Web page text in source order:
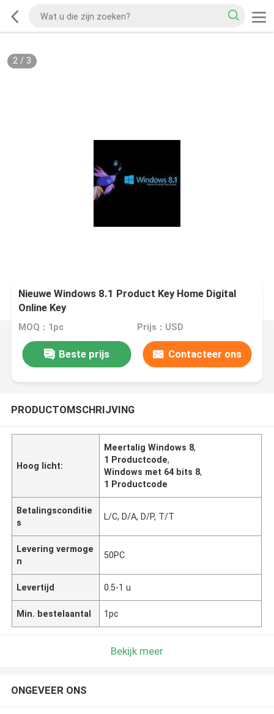
2/ 3
Nieuwe Windows 8.1 Product Key Home Digital
Online Key
MOQ：1pc Prijs：USD
Beste prijs Contacteer ons
PRODUCTOMSCHRIJVING
Hoog licht:
Meertalig Windows 8,
1 Productcode,
Windows met 64 bits 8,
1 Productcode
Betalingsconditie
s
L/C, D/A, D/P, T/T
Levering vermoge
n
50PC
Levertijd 0.5-1 u
Min. bestelaantal 1pc
Bekijk meer
ONGEVEER ONS